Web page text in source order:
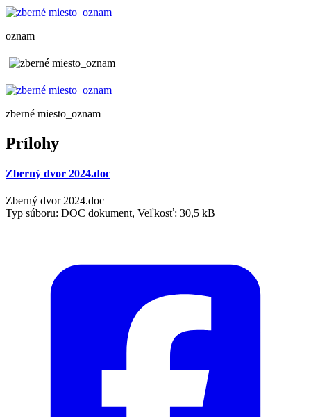
oznam
zberné miesto_oznam
Prílohy
Zberný dvor 2024.doc
Zberný dvor 2024.doc
Typ súboru: DOC dokument, Veľkosť: 30,5 kB